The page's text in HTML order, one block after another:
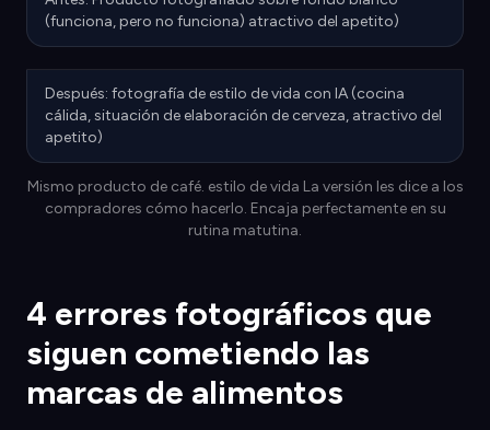
(funciona, pero no funciona) atractivo del apetito)
Después: fotografía de estilo de vida con IA (cocina
cálida, situación de elaboración de cerveza, atractivo del
apetito)
Mismo producto de café. estilo de vida La versión les dice a los
compradores cómo hacerlo. Encaja perfectamente en su
rutina matutina.
4 errores fotográficos que
siguen cometiendo las
marcas de alimentos